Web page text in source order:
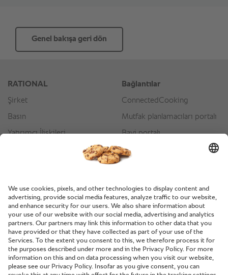
Genel bakışa geri dön